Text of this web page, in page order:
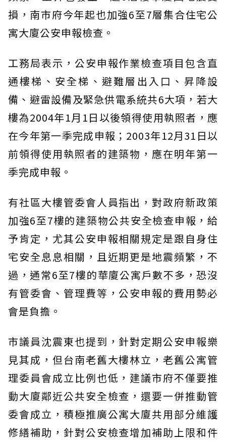
損，南市府今年起也加強6至7層集合住宅公
寓大廈公安申報檢查。
工務局表示，公安申報作業檢查項目包含直
通樓梯、安全梯、避難層出入口、昇降設
備、避雷設備及緊急供電系統共6大項，若大
樓為2004年1月1日以後領得使用執照者，應
在今年第一季完成申報；2003年12月31日以
前領得使用執照者的建築物，應在明年第一
季完成申報。
有社區大樓管委會人員指出，對政府新政策
加強6至7樓的建築物公共安全檢查申報，給
予肯定，尤其公安申報相關規定是跟自身住
宅安全息息相關，且近期更是地震頻繁，不
過，通常6至7樓的華廈公寓戶數不多，恐沒
有管委會、管理費等，公安申報的費用勢必
會是負擔。
市議員沈震東也提到，針對定期公安申報樂
見其成，但台南老舊大樓林立，老舊公寓管
理委員會成立比例也低，建議市府不僅要推
動大廈鄰近公共安全檢查，還要一併推動管
委會成立，積極推廣公寓大廈共用部分維護
修繕補助，針對公安檢查增加補助上限和件